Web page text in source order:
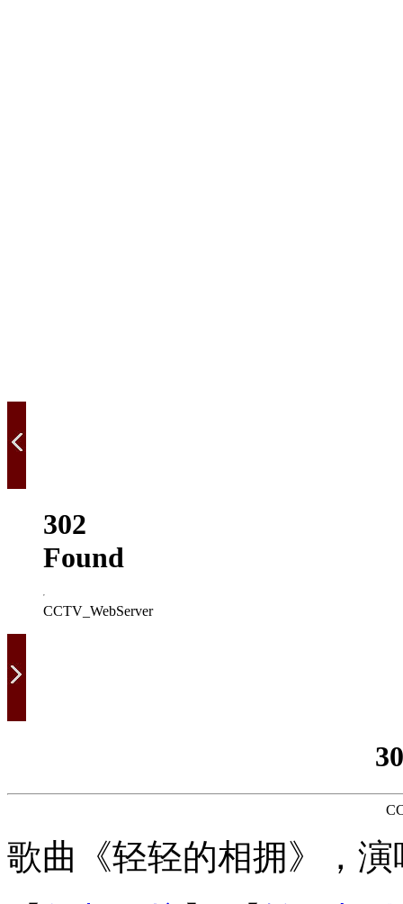
302
Found
CCTV_WebServer
歌曲《轻轻的相拥》，